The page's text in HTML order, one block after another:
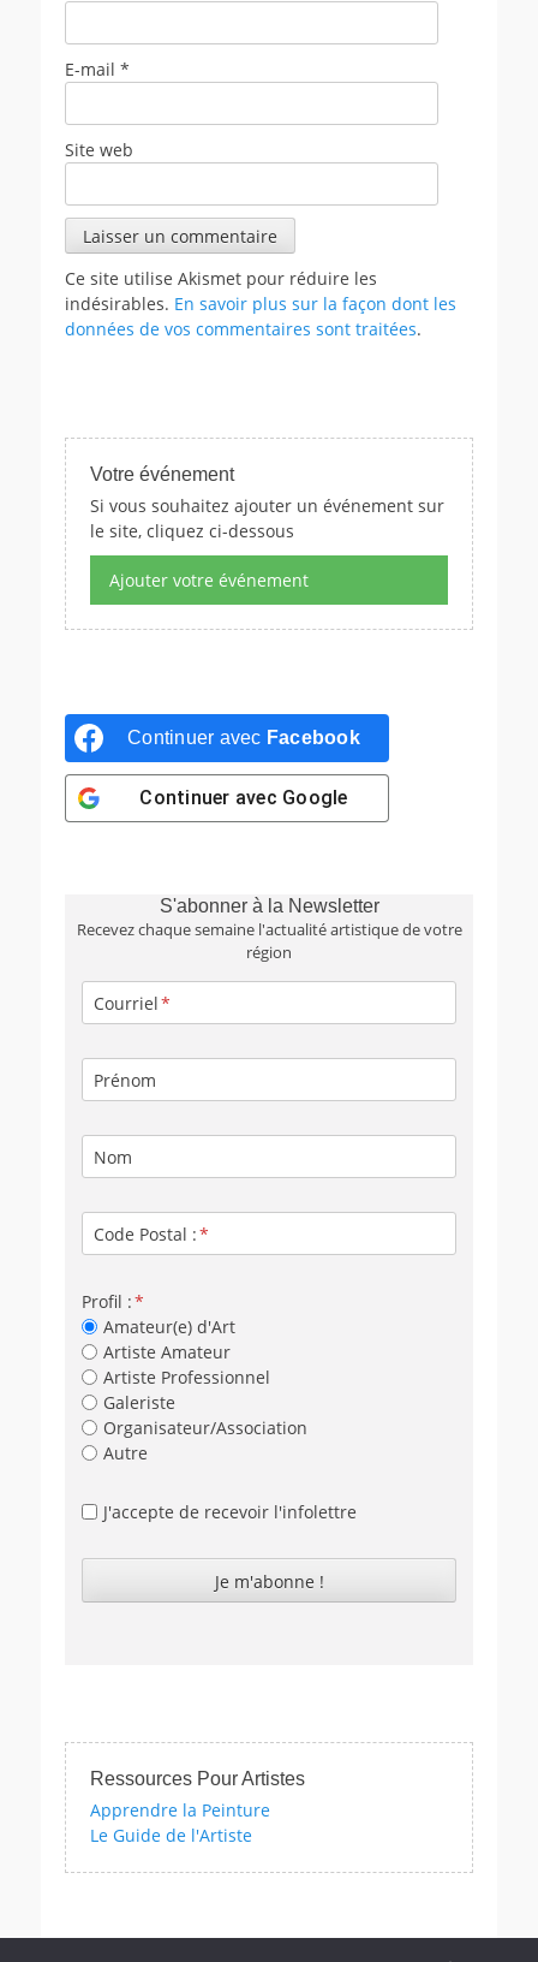
E-mail *
Site web
Ce site utilise Akismet pour réduire les
indésirables. En savoir plus sur la façon dont les
données de vos commentaires sont traitées.
Votre événement
Si vous souhaitez ajouter un événement sur
le site, cliquez ci-dessous
Ajouter votre événement
Continuer avec Facebook
Continuer avec Google
S'abonner à la Newsletter
Recevez chaque semaine l'actualité artistique de votre
région
Courriel
Prénom
Nom
Code Postal :
Profil :
Amateur(e) d'Art
Artiste Amateur
Artiste Professionnel
Galeriste
Organisateur/Association
Autre
J'accepte de recevoir l'infolettre
Ressources Pour Artistes
Apprendre la Peinture
Le Guide de l'Artiste